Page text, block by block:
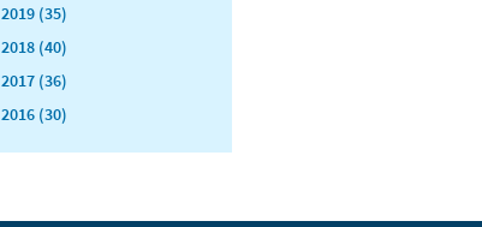
2019 (35)
2018 (40)
2017 (36)
2016 (30)